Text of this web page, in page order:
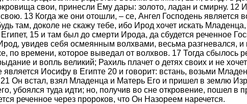
свои, принесли Ему дары: золото, ладан и смирну. 12
13 Когда же они отошли, – се, Ангел Господень
там, доколе не скажу тебе, ибо Ирод хочет искать
15 и там был до смерти Ирода, да сбудется реченное
увидев себя осмеянным волхвами, весьма разгневался,
по времени, которое выведал от волхвов. 17 Тогда
и вопль великий; Рахиль плачет о детях своих и не
является Иосифу в Египте 20 и говорит: встань, возьми
Он встал, взял Младенца и Матерь Его и пришел в землю
убоялся туда идти; но, получив во сне откровение, пошел
реченное через пророков, что Он Назореем наречется.